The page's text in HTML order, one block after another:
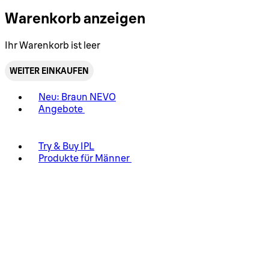
Warenkorb anzeigen
Ihr Warenkorb ist leer
WEITER EINKAUFEN
Neu: Braun NEVO
Angebote
Try & Buy IPL
Produkte für Männer